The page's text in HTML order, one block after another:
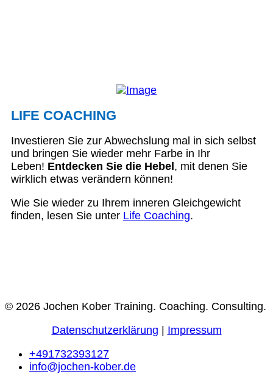
LIFE COACHING
Investieren Sie zur Abwechslung mal in sich selbst
und bringen Sie wieder mehr Farbe in Ihr
Leben! Entdecken Sie die Hebel , mit denen Sie
wirklich etwas verändern können!
Wie Sie wieder zu Ihrem inneren Gleichgewicht
finden, lesen Sie unter Life Coaching.
© 2026 Jochen Kober Training. Coaching. Consulting.
Datenschutzerklärung
Impressum
+491732393127
info@jochen-kober.de